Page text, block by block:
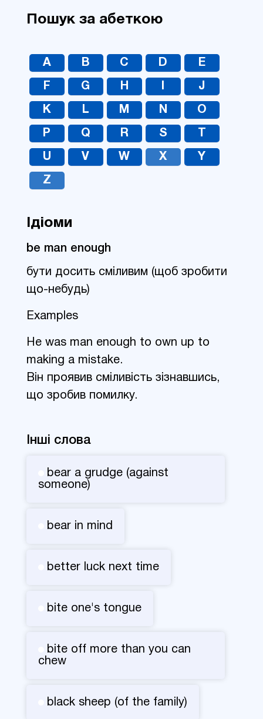
Пошук за абеткою
A B C D E
F G H J
K L M N O
P Q R S
U V W X Y
Z
Ідіоми
be man enough
бути досить сміливим (щоб зробити
що-небудь)
Examples
He was man enough to own up to
making a mistake.
Він проявив сміливість зізнавшись,
що зробив помилку.
Інші слова
bear a grudge (against
someone)
bear in mind
better luck next time
bite one's tongue
bite off more than you can
chew
black sheep (of the family)